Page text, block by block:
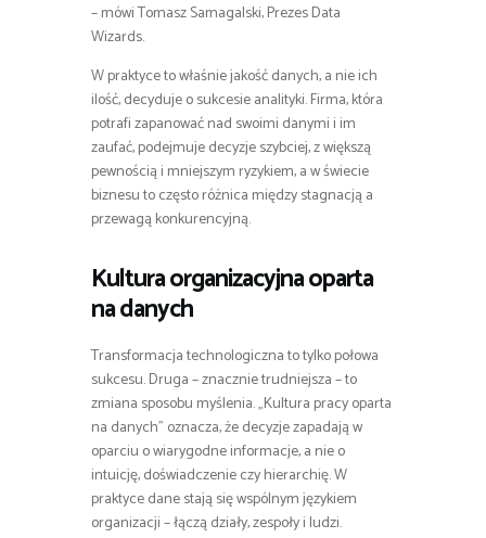
– mówi Tomasz Samagalski, Prezes Data
Wizards.
W praktyce to właśnie jakość danych, a nie ich
ilość, decyduje o sukcesie analityki. Firma, która
potrafi zapanować nad swoimi danymi i im
zaufać, podejmuje decyzje szybciej, z większą
pewnością i mniejszym ryzykiem, a w świecie
biznesu to często różnica między stagnacją a
przewagą konkurencyjną.
Kultura organizacyjna oparta
na danych
Transformacja technologiczna to tylko połowa
sukcesu. Druga – znacznie trudniejsza – to
zmiana sposobu myślenia. „Kultura pracy oparta
na danych” oznacza, że decyzje zapadają w
oparciu o wiarygodne informacje, a nie o
intuicję, doświadczenie czy hierarchię. W
praktyce dane stają się wspólnym językiem
organizacji – łączą działy, zespoły i ludzi.